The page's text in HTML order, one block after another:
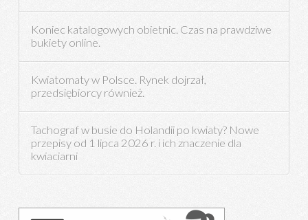
Koniec katalogowych obietnic. Czas na prawdziwe
bukiety online.
Kwiatomaty w Polsce. Rynek dojrzał,
przedsiębiorcy również.
Tachograf w busie do Holandii po kwiaty? Nowe
przepisy od 1 lipca 2026 r. i ich znaczenie dla
kwiaciarni